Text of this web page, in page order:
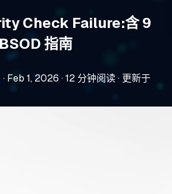
Check Failure:含 9
指南
· Feb 1, 2026 ·12 分钟阅读· 更新于